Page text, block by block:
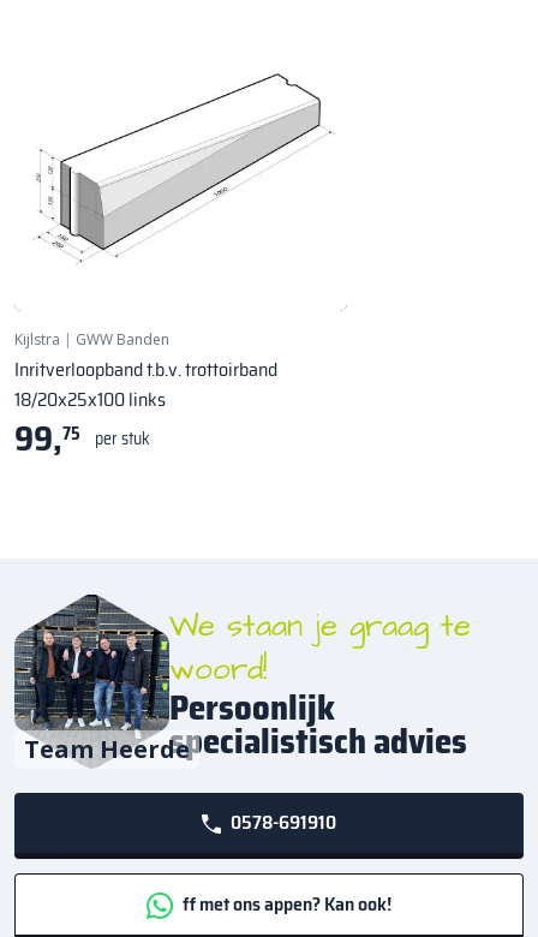
Kijlstra | GWW Banden
Inritverloopband t.b.v. trottoirband
18/20x25x100 links
99,75 per stuk
Team Heerde
We staan je graag te
woord!
Persoonlijk
specialistisch advies
0578-691910
ff met ons appen? Kan ook!